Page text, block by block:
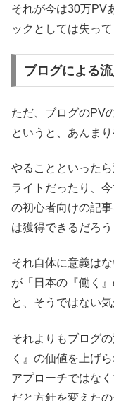
それが今は30万PV
ックとしては失っ
ブログによる
ただ、ブログのPV
というと、あんま
やることといった
ライトだったり、
の初心者向けの記
は獲得できるだろう
それ自体に意義は
が「日本の『働く
と、そうではない気
それよりもブログ
く』の価値を上げ
アプローチではな
だと方針を変えた